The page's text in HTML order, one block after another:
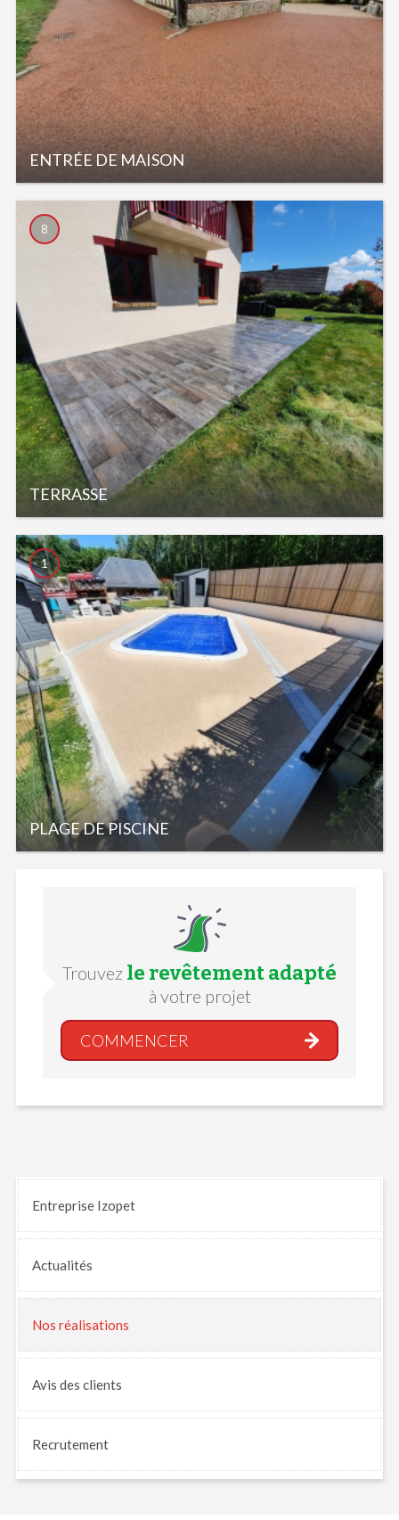
ENTRÉE DE MAISON
TERRASSE
8
PLAGE DE PISCINE
1
Trouvez le revêtement adapté
à votre projet
COMMENCER
Entreprise Izopet
Actualités
Nos réalisations
Avis des clients
Recrutement